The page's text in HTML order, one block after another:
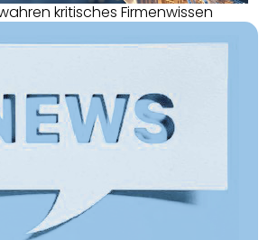
kritisches Firmenwissen